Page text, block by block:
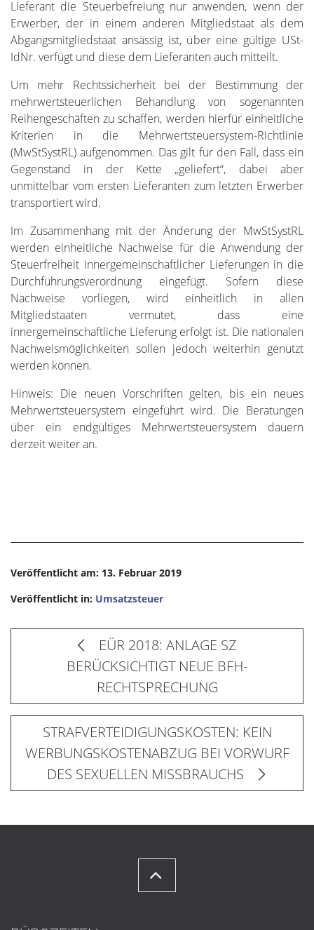
Lieferant die Steuerbefreiung nur anwenden, wenn der
Erwerber, der in einem anderen Mitgliedstaat als dem
Abgangsmitgliedstaat ansässig ist, über eine gültige USt-
IdNr. verfügt und diese dem Lieferanten auch mitteilt.
Um mehr Rechtssicherheit bei der Bestimmung der
mehrwertsteuerlichen Behandlung von sogenannten
Reihengeschäften zu schaffen, werden hierfür einheitliche
Kriterien in die Mehrwertsteuersystem-Richtlinie
(MwStSystRL) aufgenommen. Das gilt für den Fall, dass ein
Gegenstand in der Kette „geliefert“, dabei aber
unmittelbar vom ersten Lieferanten zum letzten Erwerber
transportiert wird.
Im Zusammenhang mit der Änderung der MwStSystRL
werden einheitliche Nachweise für die Anwendung der
Steuerfreiheit innergemeinschaftlicher Lieferungen in die
Durchführungsverordnung eingefügt. Sofern diese
Nachweise vorliegen, wird einheitlich in allen
Mitgliedstaaten vermutet, dass eine
innergemeinschaftliche Lieferung erfolgt ist. Die nationalen
Nachweismöglichkeiten sollen jedoch weiterhin genutzt
werden können.
Hinweis: Die neuen Vorschriften gelten, bis ein neues
Mehrwertsteuersystem eingeführt wird. Die Beratungen
über ein endgültiges Mehrwertsteuersystem dauern
derzeit weiter an.
Veröffentlicht am: 13. Februar 2019
Veröffentlicht in: Umsatzsteuer
EÜR 2018: ANLAGE SZ
BERÜCKSICHTIGT NEUE BFH-
RECHTSPRECHUNG
STRAFVERTEIDIGUNGSKOSTEN: KEIN
WERBUNGSKOSTENABZUG BEI VORWURF
DES SEXUELLEN MISSBRAUCHS